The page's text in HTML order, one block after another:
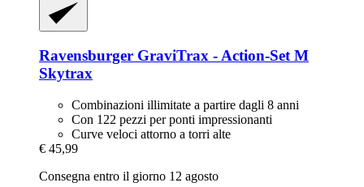
Ravensburger GraviTrax -​ Action-​Set M
Skytrax
Combinazioni illimitate a partire dagli 8 anni
Con 122 pezzi per ponti impressionanti
Curve veloci attorno a torri alte
€ 45,99
Consegna entro il giorno 12 agosto